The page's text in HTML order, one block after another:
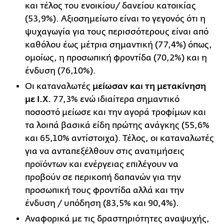
και τέλος του ενοικίου/ δανείου κατοικίας
(53,9%). Αξιοσημείωτο είναι το γεγο­νός ότι η
ψυχαγωγία για τους περισσότερους είναι από
καθόλου έως μέτρια σημαντική (77,4%) όπως,
ομοίως, η προσωπική φροντίδα (70,2%) και η
ένδυση (76,10%).
Οι καταναλωτές μείωσαν και τη μετακίνηση
με Ι.Χ. 77,3% ενώ ιδιαίτερα σημαντικό
ποσοστό μείωσε και την αγορά τροφίμων και
τα λοιπά βασικά είδη πρώ­της ανάγκης (55,6%
και 65,10% αντίστοιχα). Τέλος, οι καταναλωτές
για να ανταπεξέλθουν στις ανατιμήσεις
προϊόντων και ενέργειας επιλέγουν να
προβούν σε περικοπή δαπανών για την
προσωπική τους φροντίδα αλλά και την
ένδυση / υπόδηση (83,5% και 90,4%).
Αναφορικά με τις δραστηριότητες αναψυχής,